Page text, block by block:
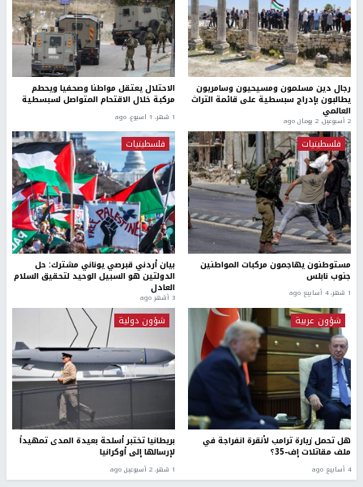
رجال دين مسلمون ومسيحيون وسامريون
يطالبون بإدراج سبسطية على قائمة التراث
العالمي
2 أسبوعين، 2 يومان ago
الاحتلال يعتقل مواطنا وصحفيا ويحطم
مركبة خلال الاقتحام المتواصل لسبسطية
1 شهر، 1 اسبوع. ago
فلسطينيات
مستوطنون يهاجمون مركبات المواطنين
جنوب نابلس
1 شهر، 4 أسابيع ago
فلسطينيات
بيان أردني قبرصي يوناني مشترك: حل
الدولتين هو السبيل الوحيد لتحقيق السلام
العادل
3 أشهر ago
شؤون عربية
هل تحمل زيارة ترامب لأنقرة انفراجة في
ملف مقاتلات إف-35؟
4 أسابيع ago
شؤون دولية
بريطانيا تختبر أسلحة بعيدة المدى تمهيداً
لإرسالها إلى أوكرانيا
1 شهر، 2 أسبوعين ago